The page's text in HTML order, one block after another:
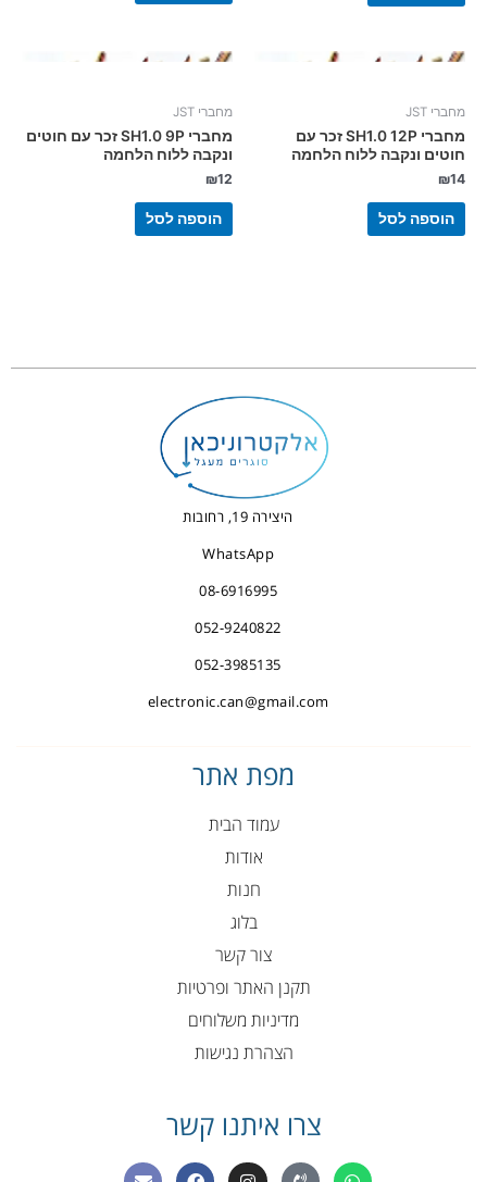
מחברי JST
מחברי SH1.0 12P זכר עם
חוטים ונקבה ללוח הלחמה
₪14
הוספה לסל
מחברי JST
מחברי SH1.0 9P זכר עם חוטים
ונקבה ללוח הלחמה
₪12
הוספה לסל
היצירה 19, רחובות
WhatsApp
08-6916995
052-9240822
052-3985135
electronic.can@gmail.com
מפת אתר
עמוד הבית
אודות
חנות
בלוג
צור קשר
תקנן האתר ופרטיות
מדיניות משלוחים
הצהרת נגישות
צרו איתנו קשר
W
P
I
F
E